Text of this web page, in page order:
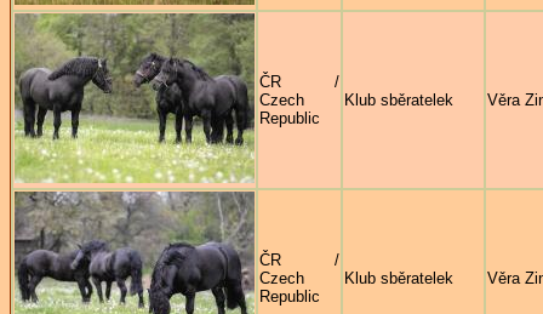
ČR /
Czech
Republic
Klub sběratelek Věra
ČR /
Czech
Republic
Klub sběratelek Věra